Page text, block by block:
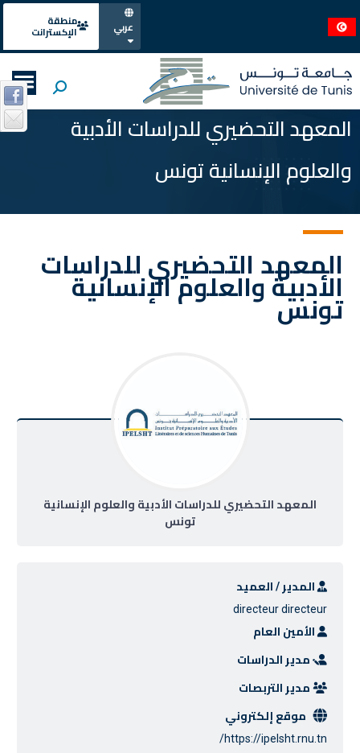
عربي
منطقة
الإكسترانت
المعهد التحضيري للدراسات الأدبية
والعلوم الإنسانية تونس
المعهد التحضيري للدراسات
الأدبية والعلوم الإنسانية
تونس
المعهد التحضيري للدراسات الأدبية والعلوم الإنسانية
تونس
المدير / العميد
directeur directeur
الأمين العام
مدير الدراسات
مدير التربصات
موقع إلكتروني
https://ipelsht.rnu.tn/